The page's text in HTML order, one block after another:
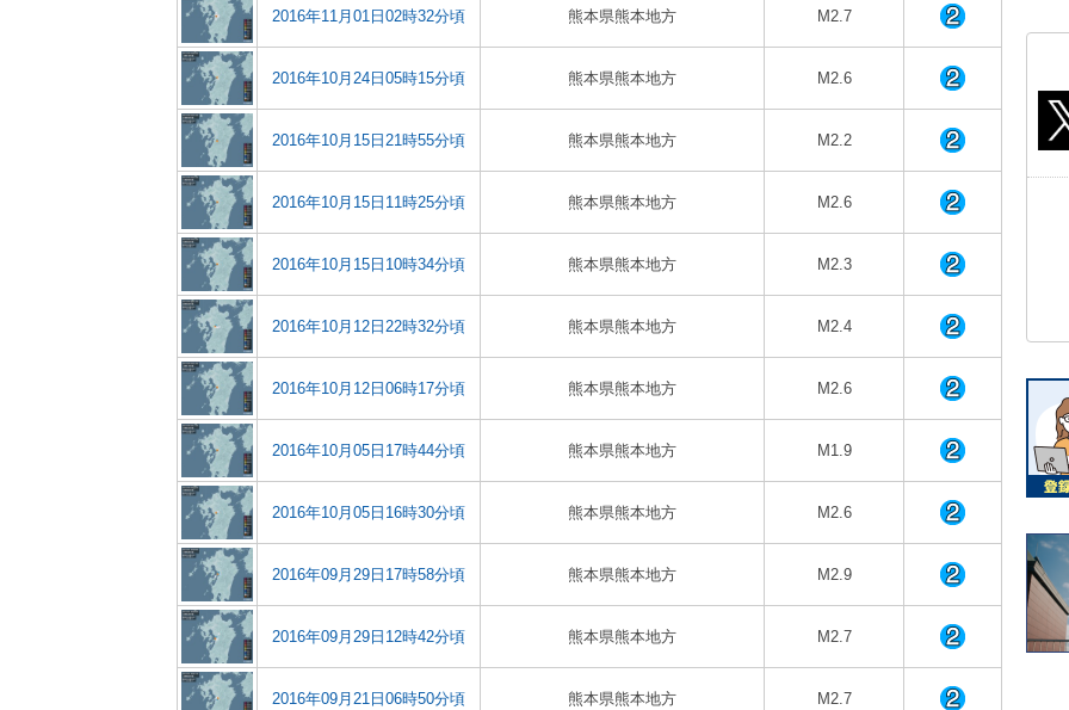
2016年11月01日02時32分頃 熊本県熊本地方 M2.7
2016年10月24日05時15分頃 熊本県熊本地方 M2.6
2016年10月15日21時55分頃 熊本県熊本地方 M2.2
2016年10月15日11時25分頃 熊本県熊本地方 M2.6
2016年10月15日10時34分頃 熊本県熊本地方 M2.3
2016年10月12日22時32分頃 熊本県熊本地方 M2.4
2016年10月12日06時17分頃 熊本県熊本地方 M2.6
2016年10月05日17時44分頃 熊本県熊本地方 M1.9
2016年10月05日16時30分頃 熊本県熊本地方 M2.6
2016年09月29日17時58分頃 熊本県熊本地方 M2.9
2016年09月29日12時42分頃 熊本県熊本地方 M2.7
2016年09月21日06時50分頃 熊本県熊本地方 M2.7